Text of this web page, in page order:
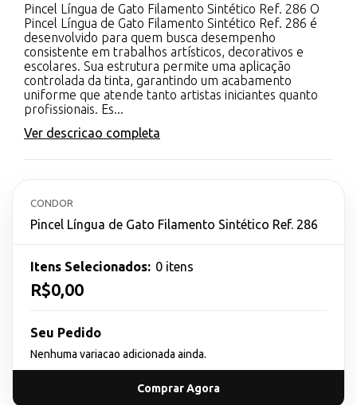
Pincel Língua de Gato Filamento Sintético Ref. 286 O
Pincel Língua de Gato Filamento Sintético Ref. 286 é
desenvolvido para quem busca desempenho
consistente em trabalhos artísticos, decorativos e
escolares. Sua estrutura permite uma aplicação
controlada da tinta, garantindo um acabamento
uniforme que atende tanto artistas iniciantes quanto
profissionais. Es...
Ver descricao completa
CONDOR
Pincel Língua de Gato Filamento Sintético Ref. 286
Itens Selecionados: 0 itens
R$0,00
Seu Pedido
Nenhuma variacao adicionada ainda.
Comprar Agora